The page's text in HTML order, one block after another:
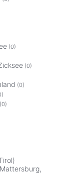
(0)
(0)
(0)
(0)